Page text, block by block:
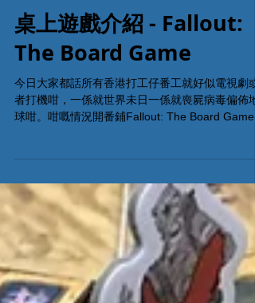
桌上遊戲介紹 - Fallout:
The Board Game
球咁。咁嘅情況開番鋪Fallout: The Board Game
個feel 立即fit 哂！ 山竹襲港冇東鐵冇巴士冇的士
出面變哂叢林我哋都番到工，係Fallout...